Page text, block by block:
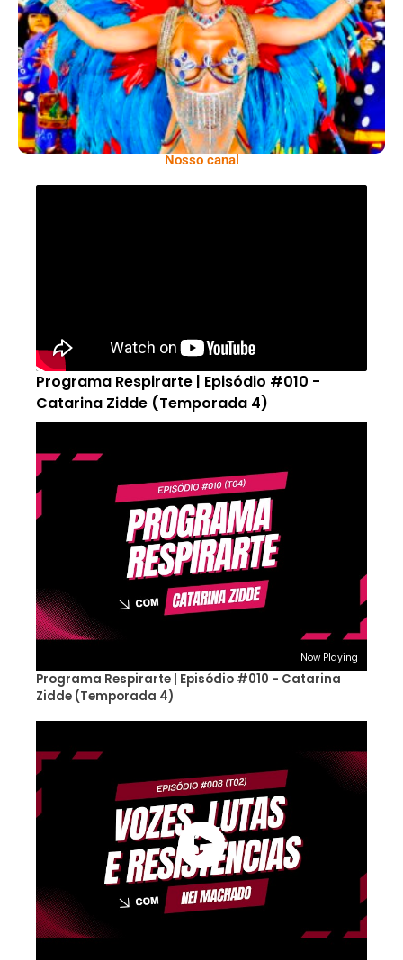
De Bateria Da Independentes De Olaria
Para O Carnaval 2027
Nosso canal
Programa Respirarte | Episódio #010 -
Catarina Zidde (Temporada 4)
Now Playing
Programa Respirarte | Episódio #010 - Catarina
Zidde (Temporada 4)